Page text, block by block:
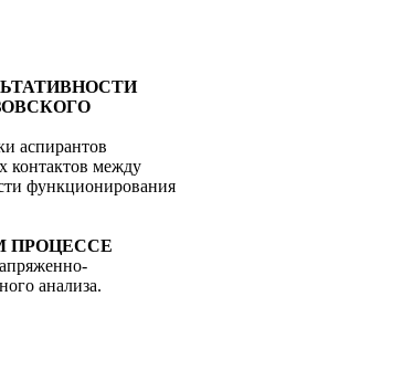
аспирантов
контактов между
функционирования
ПРОЦЕССЕ
анализа.